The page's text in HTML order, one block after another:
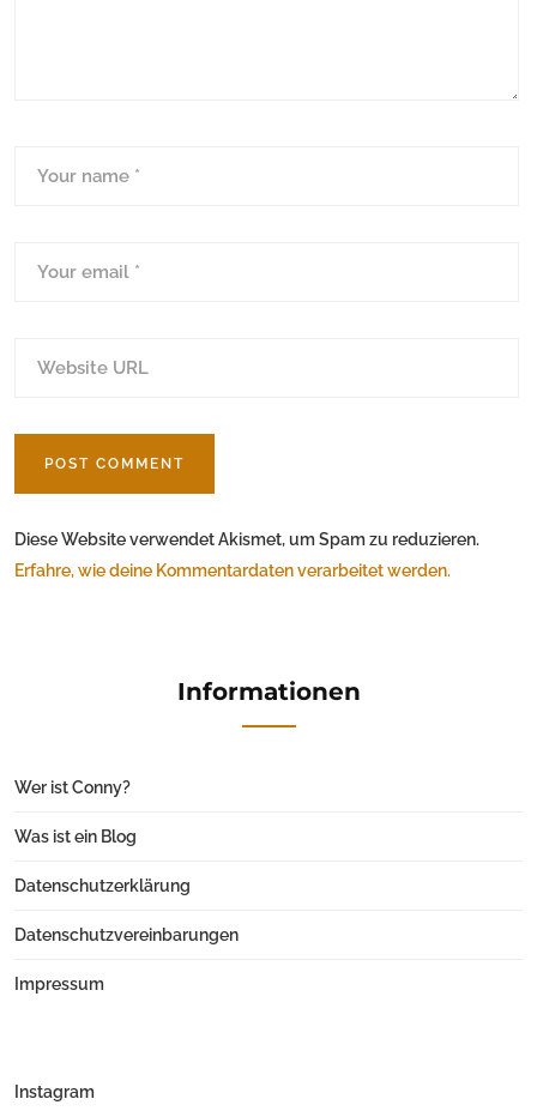
Diese Website verwendet Akismet, um Spam zu reduzieren.
Erfahre, wie deine Kommentardaten verarbeitet werden.
Informationen
Wer ist Conny?
Was ist ein Blog
Datenschutzerklärung
Datenschutzvereinbarungen
Impressum
Instagram